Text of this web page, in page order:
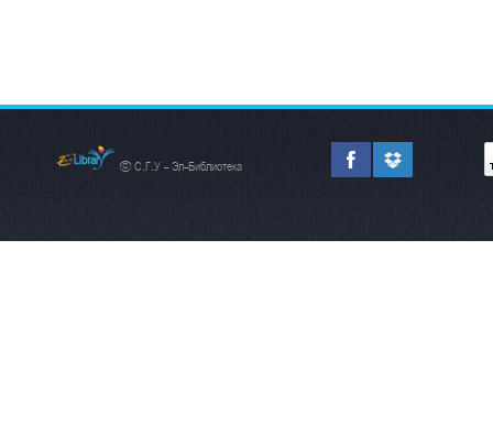
© С.Г.У - Эл-Библиотека